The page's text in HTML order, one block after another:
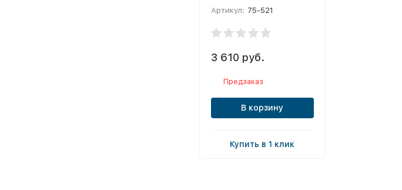
Артикул: 75-521
3 610 руб.
Предзаказ
В корзину
Купить в 1 клик